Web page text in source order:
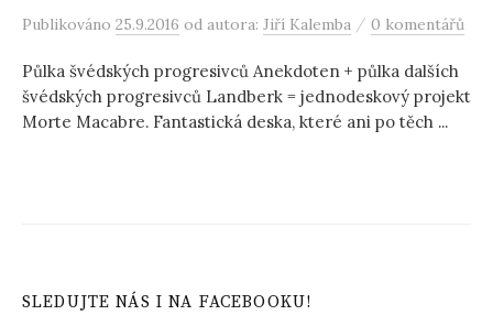
Publikováno 25.9.2016 od autora: Jiří Kalemba / 0 komentářů
Půlka švédských progresivců Anekdoten + půlka dalších
švédských progresivců Landberk = jednodeskový projekt
Morte Macabre. Fantastická deska, které ani po těch ...
SLEDUJTE NÁS I NA FACEBOOKU!